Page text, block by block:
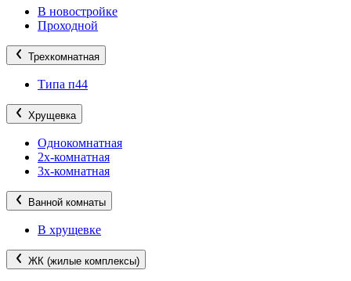
В новостройке
Проходной
Трехкомнатная
Типа п44
Хрущевка
Однокомнатная
2х-комнатная
3х-комнатная
Ванной комнаты
В хрущевке
ЖК (жилые комплексы)